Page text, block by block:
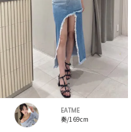
EATME
奏/169cm